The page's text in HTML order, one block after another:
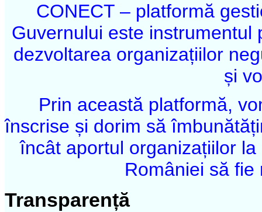
CONECT – platformă
Guvernului este
dezvoltarea organizațiilor
și
Prin această platformă,
înscrise și dorim să
încât aportul organizațiilor
României să
Transparență